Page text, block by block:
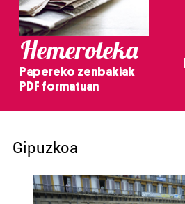
Hemeroteka
Papereko zenbakiak
PDF formatuan
Gipuzkoa